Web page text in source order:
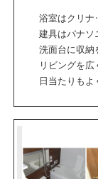
浴室はクリナ
建具はパナソ
洗面台に収納
リビングを
日当たりも